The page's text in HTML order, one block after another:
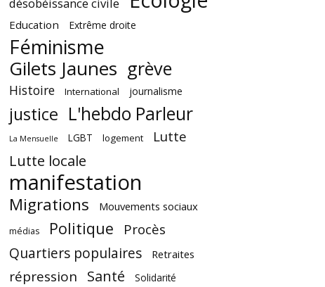
Education Extrême droite
Féminisme
Gilets Jaunes grève
Histoire International journalisme
justice L'hebdo Parleur
La Mensuelle LGBT logement Lutte
Lutte locale
manifestation
Migrations Mouvements sociaux
médias Politique Procès
Quartiers populaires Retraites
répression Santé Solidarité